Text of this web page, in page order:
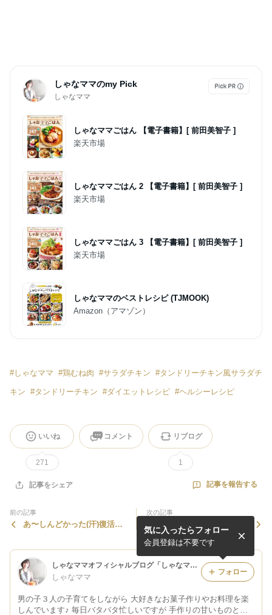
しゃなママのmy Pick
しゃなママ
しゃなママごはん 【電子書籍】[ 前田美智子 ]
楽天市場
しゃなママごはん 2 【電子書籍】[ 前田美智子 ]
楽天市場
しゃなママごはん 3 【電子書籍】[ 前田美智子 ]
楽天市場
しゃなママのベストレシピ (TJMOOK)
Amazon（アマゾン）
#しゃなママ #鶏むね肉 #サラダチキン #タンドリーチキン風サラダチ
キン #タンドリーチキン #ダイエットレシピ #ヘルシーレシピ
いいね
271
コメント リブログ
1
記事をシェア 記事を報告する
前の記事
あ〜しんどかった(汗)復活い
次の記事
夏休みランチにおすすめレシ
ピ❤スナック10選❤
しゃなママオフィシャルブログ「しゃなママとだんご３兄弟の甘いもの日記」Powered by Ameba
しゃなママ
男の子３人の子育てをしながら 大好きなお菓子作りやお料理を楽
しんでいます♪ 毎日バタバタ忙しいですが 手作りの甘いものとコ
気に入ったらフォロー
会員登録は不要です
フォロー